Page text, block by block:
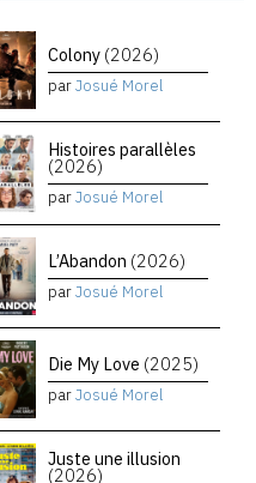
Colony (2026)
parJosué Morel
Histoires parallèles
(2026)
parJosué Morel
L’Abandon (2026)
parJosué Morel
Die My Love (2025)
parJosué Morel
Juste une illusion
(2026)